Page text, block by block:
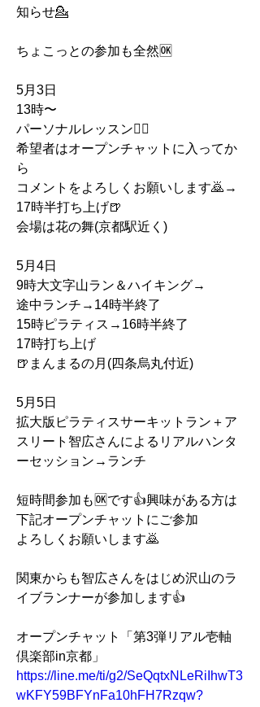
知らせ💁
ちょこっとの参加も全然🆗
5月3日
13時〜
パーソナルレッスン🏃‍♂️
希望者はオープンチャットに入ってか
ら
コメントをよろしくお願いします🙇→
17時半打ち上げ🍺
会場は花の舞(京都駅近く)
5月4日
9時大文字山ラン＆ハイキング→
途中ランチ→14時半終了
15時ピラティス→16時半終了
17時打ち上げ
🍺まんまるの月(四条烏丸付近)
5月5日
拡大版ピラティスサーキットラン＋ア
スリート智広さんによるリアルハンタ
ーセッション→ランチ
短時間参加も🆗です👍興味がある方は
下記オープンチャットにご参加
よろしくお願いします🙇
関東からも智広さんをはじめ沢山のラ
イブランナーが参加します👍
オープンチャット「第3弾リアル壱軸
倶楽部in京都」
https://line.me/ti/g2/SeQqtxNLeRiIhwT3
wKFY59BFYnFa10hFH7Rzqw?